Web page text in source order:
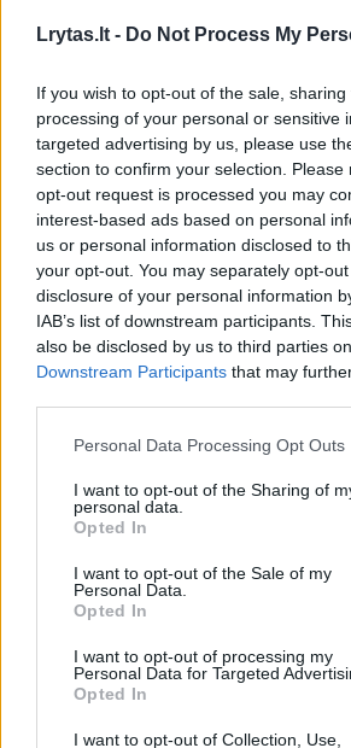
Lrytas.lt - Do Not Process My
If you wish to opt-out of the sale,
processing of your personal or sensitive
targeted advertising by us, please use
section to confirm your selection.
opt-out request is processed you may
interest-based ads based on personal
us or personal information disclosed to
your opt-out. You may separately opt-
disclosure of your personal information
IAB’s list of downstream participants.
also be disclosed by us to third parties
Downstream Participants that may
Personal Data Processing Opt Outs
I want to opt-out of the Sharing of
personal data.
Opted In
I want to opt-out of the Sale of my
Personal Data.
Opted In
I want to opt-out of processing my
Personal Data for Targeted
Opted In
I want to opt-out of Collection, Use,
Žinios | Lietuvos diena
Apdovanotos geriausios Vilniaus
įvertino buvusių ir būsimų metų
Pramogos
Surengtas „Mis Visata“ konkursas
boikotuoti: karūnuota „Mis Indija“
stovi geriausias namas Lietuvoje
Žinios | Lietuvos diena
Prasidėjo „Lietuvos metų
konkursas: iš daugiau nei 30
dyzelinio
Žinios | Lietuvos diena